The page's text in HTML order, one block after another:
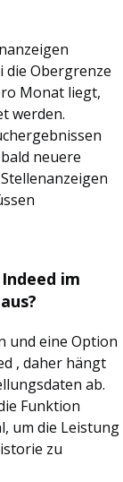
Obergrenze
Monat liegt,
werden.
neuere
im
und eine Option
, daher hängt
ab.
Funktion
um die Leistung
zu